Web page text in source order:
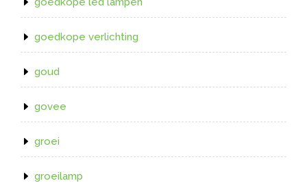
goedkope verlichting
goud
govee
groei
groeilamp